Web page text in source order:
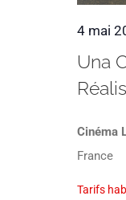
4 mai
Una
Cinéma
France
Tarifs